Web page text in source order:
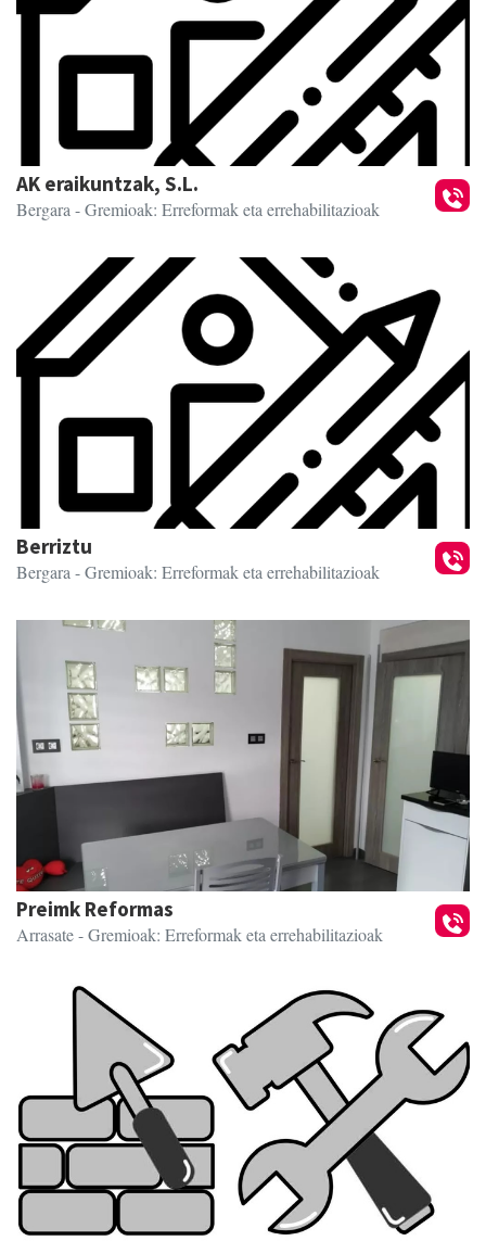
AK eraikuntzak, S.L.
Bergara - Gremioak: Erreformak eta errehabilitazioak
Berriztu
Bergara - Gremioak: Erreformak eta errehabilitazioak
Preimk Reformas
Arrasate- Gremioak: Erreformak eta errehabilitazioak